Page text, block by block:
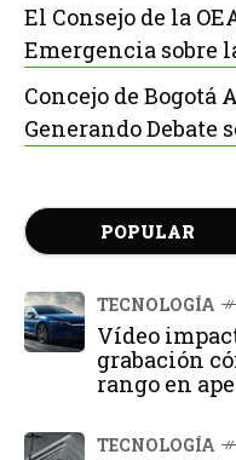
El Consejo de la
Emergencia sobre
Concejo de Bogotá
Generando Debate
POPULAR
TECNOLOGÍA
Vídeo
grabación
rango en
TECNOLOGÍA